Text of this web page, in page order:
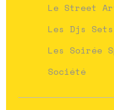
Le Street
Les Djs Sets
Les Soirée
Société